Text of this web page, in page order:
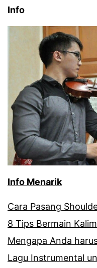
Info
Info Menarik
Cara Pasang
8 Tips Bermain
Mengapa Anda
Lagu Instrumental